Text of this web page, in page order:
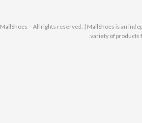
© 2025 MallShoes – All rights reserved. | MallShoes is
variety of products